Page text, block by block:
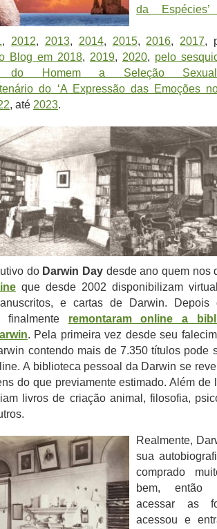
da
, 2012, 2013, 2014, 2015, 2016, 2017,
Blog em 2018, 2019, 2020, pelo
do Homem a Seleção
do ‘A Expressão das Emoções
, até 2023.
do Darwin Day desde ano quem nos
que desde 2002 disponibilizam
e cartas de Darwin.
finalmente remontaram online a
. Pela primeira vez desde seu
contendo mais de 7.350 títulos pode
A biblioteca pessoal da Darwin se
do que previamente estimado. Além de
livros de criação animal, filosofia,
Realmente,
sua
comprado
bem, então
acessar as
acessou e